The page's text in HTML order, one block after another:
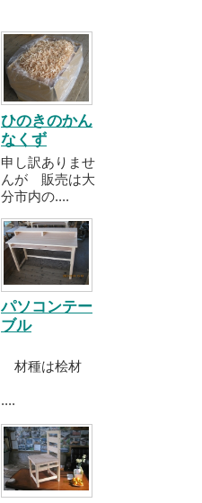
ひのきのかん
なくず
申し訳ありませ
んが 販売は大
分市内の....
パソコンテー
ブル
材種は桧材
....